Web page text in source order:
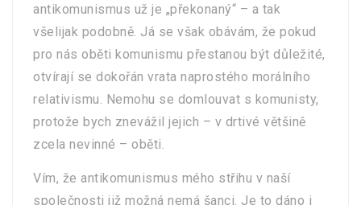
antikomunismus už je „překonaný“ – a tak
všelijak podobně. Já se však obávám, že pokud
pro nás oběti komunismu přestanou být důležité,
otvírají se dokořán vrata naprostého morálního
relativismu. Nemohu se domlouvat s komunisty,
protože bych znevážil jejich – v drtivé většině
zcela nevinné – oběti.
Vím, že antikomunismus mého střihu v naší
společnosti již možná nemá šanci. Je to dáno i